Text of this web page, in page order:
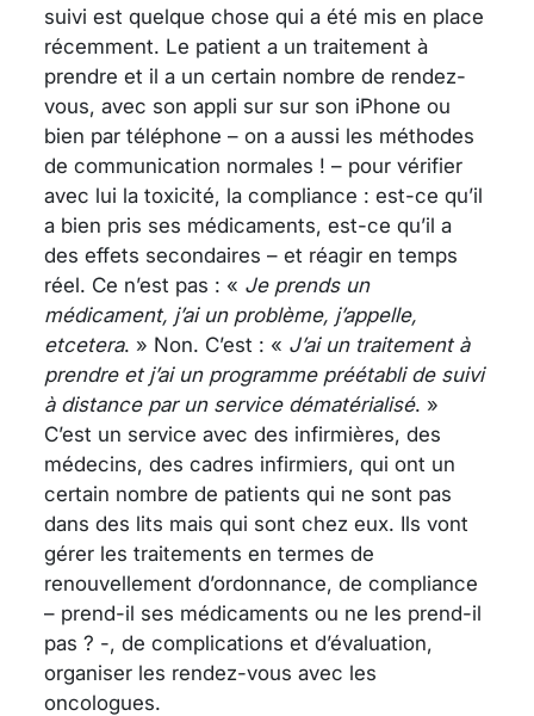
suivi est quelque chose qui a été mis en place
récemment. Le patient a un traitement à
prendre et il a un certain nombre de rendez-
vous, avec son appli sur sur son iPhone ou
bien par téléphone – on a aussi les méthodes
de communication normales ! – pour vérifier
avec lui la toxicité, la compliance : est-ce qu’il
a bien pris ses médicaments, est-ce qu’il a
des effets secondaires – et réagir en temps
réel. Ce n’est pas : « Je prends un
médicament, j’ai un problème, j’appelle,
etcetera. » Non. C’est : « J’ai un traitement à
prendre et j’ai un programme préétabli de suivi
à distance par un service dématérialisé. »
C’est un service avec des infirmières, des
médecins, des cadres infirmiers, qui ont un
certain nombre de patients qui ne sont pas
dans des lits mais qui sont chez eux. Ils vont
gérer les traitements en termes de
renouvellement d’ordonnance, de compliance
– prend-il ses médicaments ou ne les prend-il
pas ? -, de complications et d’évaluation,
organiser les rendez-vous avec les
oncologues.